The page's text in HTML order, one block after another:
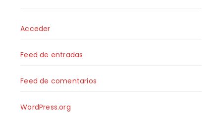
Acceder
Feed de entradas
Feed de comentarios
WordPress.org